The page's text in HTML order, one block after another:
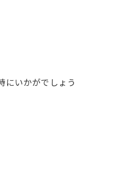
にいかがでしょう